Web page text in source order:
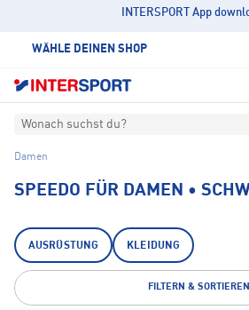
INTERSPORT App
WÄHLE DEINEN SHOP
Wonach suchst du?
Damen
SPEEDO FÜR DAMEN •
AUSRÜSTUNG KLEIDUNG
FILTERN & SORTIEREN